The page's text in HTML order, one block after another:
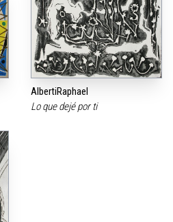
AlbertiRaphael
Lo que dejé por ti